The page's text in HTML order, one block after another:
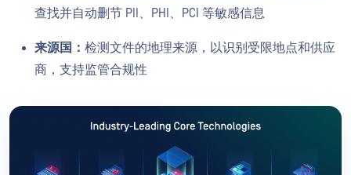
查找并自动删节 PII、PHI、PCI 等敏感信息
来源国： 检测文件的地理来源，以识别受限地点和供应
商，支持监管合规性